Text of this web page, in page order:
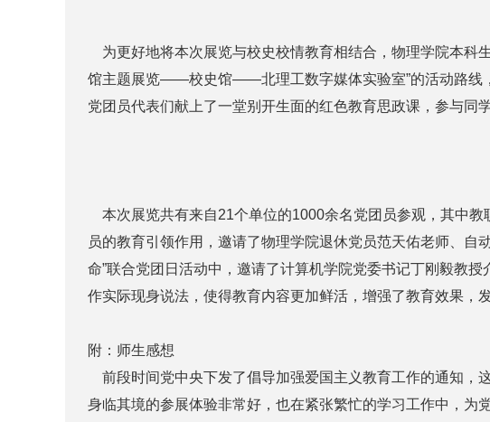
为更好地将本次展览与校史校情教育相结合，物理学院本科
馆主题展览——校史馆——北理工数字媒体实验室”的活动路线
党团员代表们献上了一堂别开生面的红色教育思政课，参与同
本次展览共有来自21个单位的1000余名党团员参观，其中
员的教育引领作用，邀请了物理学院退休党员范天佑老师、
命”联合党团日活动中，邀请了计算机学院党委书记丁刚毅教
作实际现身说法，使得教育内容更加鲜活，增强了教育效果，
附：师生感想
前段时间党中央下发了倡导加强爱国主义教育工作的通知，
身临其境的参展体验非常好，也在紧张繁忙的学习工作中，为